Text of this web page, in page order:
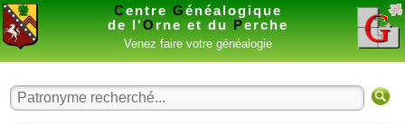
Centre Généalogique
de l'O rne et du Perche
Venez faire votre généalogie